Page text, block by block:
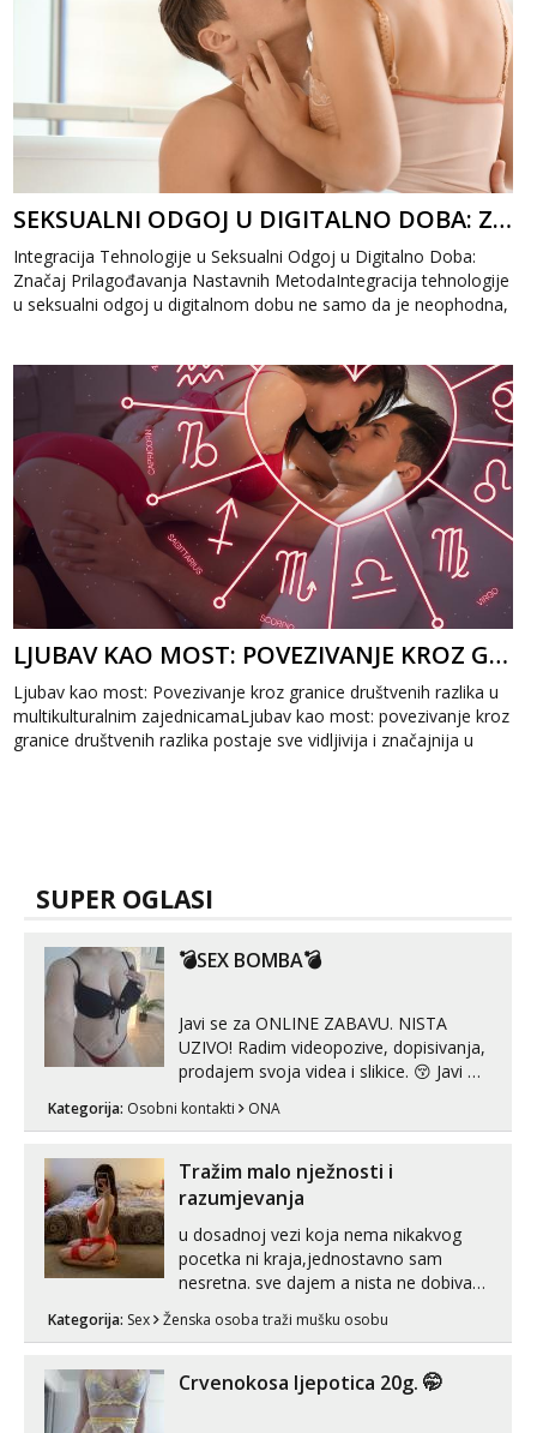
SEKSUALNI ODGOJ U DIGITALNO DOBA: ZNAČAJ PRILAGOĐAVANJA NASTAVNIH METODA
Integracija Tehnologije u Seksualni Odgoj u Digitalno Doba:
Značaj Prilagođavanja Nastavnih MetodaIntegracija tehnologije
u seksualni odgoj u digitalnom dobu ne samo da je neophodna,
LJUBAV KAO MOST: POVEZIVANJE KROZ GRANICE DRUŠTVENIH RAZLIKA
Ljubav kao most: Povezivanje kroz granice društvenih razlika u
multikulturalnim zajednicamaLjubav kao most: povezivanje kroz
granice društvenih razlika postaje sve vidljivija i značajnija u
SUPER OGLASI
💣SEX BOMBA💣
Javi se za ONLINE ZABAVU. NISTA
UZIVO! Radim videopozive, dopisivanja,
prodajem svoja videa i slikice. 😚 Javi mi
Telegram. +385 91 723 0045
Kategorija: Osobni kontakti ONA
Tražim malo nježnosti i
razumjevanja
u dosadnoj vezi koja nema nikakvog
pocetka ni kraja,jednostavno sam
nesretna. sve dajem a nista ne dobivam
zadovoljiti moje potrebe,ne trazim puno
volim njezan seks i njezne poljupce po
Kategorija: Sex Ženska osoba traži mušku osobu
Crvenokosa ljepotica 20g. 🤭